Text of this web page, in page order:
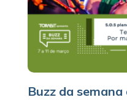
Buzz da